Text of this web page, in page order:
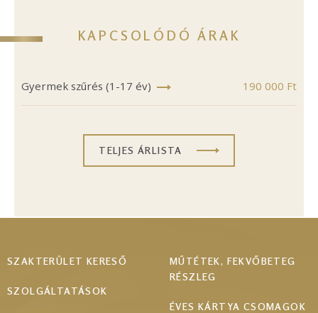
KAPCSOLÓDÓ ÁRAK
Gyermek szűrés (1-17 év) 190 000 Ft
TELJES ÁRLISTA
Footer
SZAKTERÜLET KERESŐ
SZOLGÁLTATÁSOK
MŰTÉTEK, FEKVŐBETEG
RÉSZLEG
ÉVES KÁRTYA CSOMAGOK